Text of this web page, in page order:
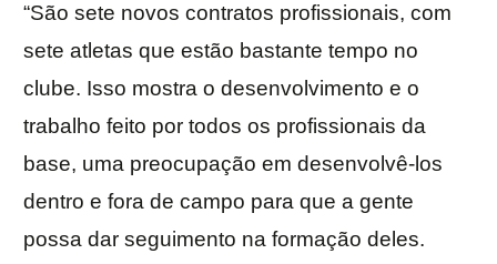
“São sete novos contratos profissionais, com
sete atletas que estão bastante tempo no
clube. Isso mostra o desenvolvimento e o
trabalho feito por todos os profissionais da
base, uma preocupação em desenvolvê-los
dentro e fora de campo para que a gente
possa dar seguimento na formação deles.